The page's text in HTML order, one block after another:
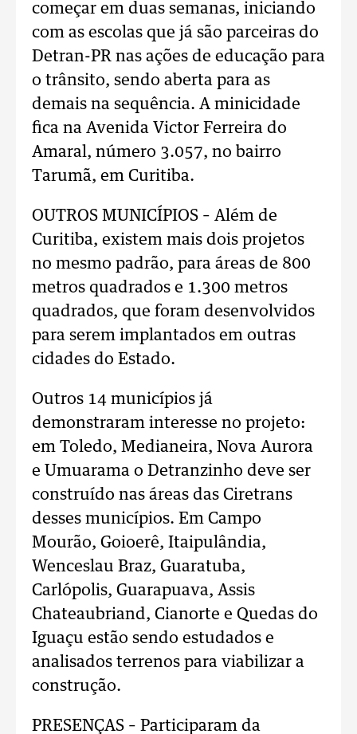
começar em duas semanas, iniciando
com as escolas que já são parceiras do
Detran-PR nas ações de educação para
o trânsito, sendo aberta para as
demais na sequência. A minicidade
fica na Avenida Victor Ferreira do
Amaral, número 3.057, no bairro
Tarumã, em Curitiba.
OUTROS MUNICÍPIOS – Além de
Curitiba, existem mais dois projetos
no mesmo padrão, para áreas de 800
metros quadrados e 1.300 metros
quadrados, que foram desenvolvidos
para serem implantados em outras
cidades do Estado.
Outros 14 municípios já
demonstraram interesse no projeto:
em Toledo, Medianeira, Nova Aurora
e Umuarama o Detranzinho deve ser
construído nas áreas das Ciretrans
desses municípios. Em Campo
Mourão, Goioerê, Itaipulândia,
Wenceslau Braz, Guaratuba,
Carlópolis, Guarapuava, Assis
Chateaubriand, Cianorte e Quedas do
Iguaçu estão sendo estudados e
analisados terrenos para viabilizar a
construção.
PRESENÇAS – Participaram da